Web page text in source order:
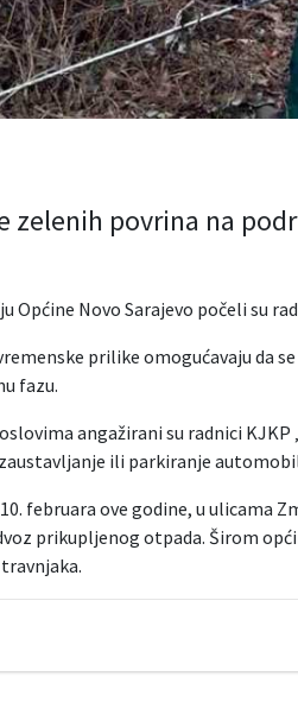
zelenih povrina na
Općine Novo Sarajevo počeli su
prilike omogućavaju da
fazu.
angažirani su radnici
ili parkiranje
februara ove godine, u ulicama
prikupljenog otpada. Širom